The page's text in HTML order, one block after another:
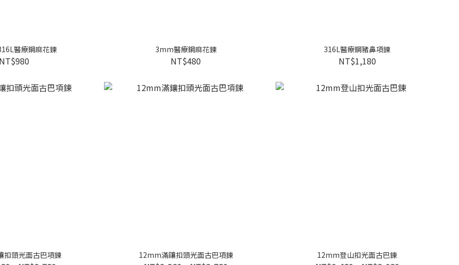
醫療鋼麻花鍊 3mm醫療鋼麻花鍊
NT$480
316L醫療鋼豬鼻項鍊
NT$1,180
頭光面古巴項鍊 12mm滿鑲扣頭光面古巴項鍊 12mm登山扣光面古巴鍊